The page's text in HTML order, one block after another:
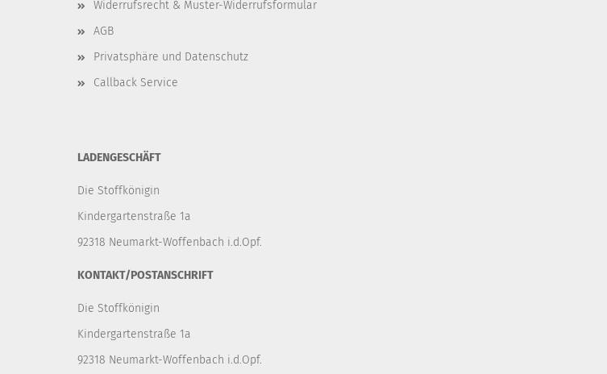
Widerrufsrecht & Muster-Widerrufsformular
AGB
Privatsphäre und Datenschutz
Callback Service
LADENGESCHÄFT
Die Stoffkönigin
Kindergartenstraße 1a
92318 Neumarkt-Woffenbach i.d.Opf.
KONTAKT/POSTANSCHRIFT
Die Stoffkönigin
Kindergartenstraße 1a
92318 Neumarkt-Woffenbach i.d.Opf.